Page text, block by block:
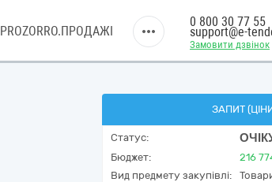
PROZORRO.ПРОДАЖІ
Замовити дзвінок
0 800 30 77 55
support@e-
ЗАПИТ
Статус:
Бюджет: 216
Вид предмету закупівлі: